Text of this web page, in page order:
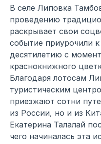
В селе Липовка
проведению
раскрывает свои
событие приурочили
десятилетию с
краснокнижного
Благодаря лотосам
туристическим
приезжают сотни
из России, но и из
Екатерина Талалай
чего начиналась эта